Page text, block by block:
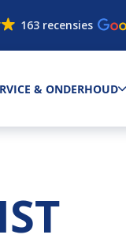
163 recensies
& ONDERHOUD